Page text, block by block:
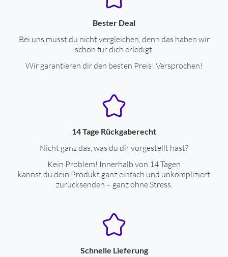
Bester Deal
Bei uns musst du nicht vergleichen, denn das haben wir
schon für dich erledigt.
Wir garantieren dir den besten Preis! Versprochen!
14 Tage Rückgaberecht
Nicht ganz das, was du dir vorgestellt hast?
Kein Problem! Innerhalb von 14 Tagen
kannst du dein Produkt ganz einfach und unkompliziert
zurücksenden – ganz ohne Stress.
Schnelle Lieferung